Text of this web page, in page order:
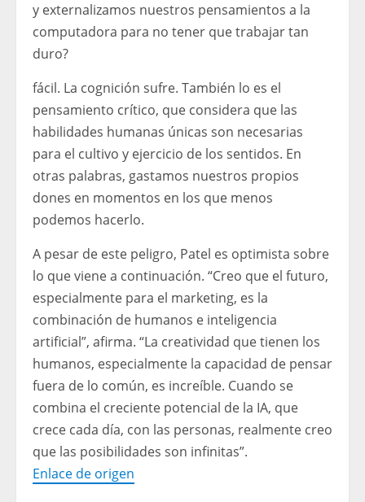
y externalizamos nuestros pensamientos a la
computadora para no tener que trabajar tan
duro?
fácil. La cognición sufre. También lo es el
pensamiento crítico, que considera que las
habilidades humanas únicas son necesarias
para el cultivo y ejercicio de los sentidos. En
otras palabras, gastamos nuestros propios
dones en momentos en los que menos
podemos hacerlo.
A pesar de este peligro, Patel es optimista sobre
lo que viene a continuación. “Creo que el futuro,
especialmente para el marketing, es la
combinación de humanos e inteligencia
artificial”, afirma. “La creatividad que tienen los
humanos, especialmente la capacidad de pensar
fuera de lo común, es increíble. Cuando se
combina el creciente potencial de la IA, que
crece cada día, con las personas, realmente creo
que las posibilidades son infinitas”.
Enlace de origen